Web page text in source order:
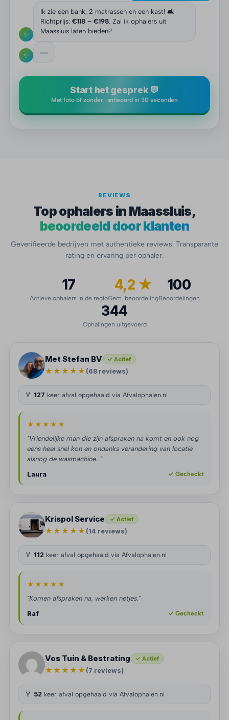
✨
Ik zie een bank, 2 matrassen en een kast! 🛋️
Richtprijs: €118 – €198. Zal ik ophalers uit
Maassluis laten bieden?
✨
Start het gesprek 💬
Met foto óf zonder · antwoord in 30 seconden
REVIEWS
Top ophalers in Maassluis,
beoordeeld door klanten
Geverifieerde bedrijven met authentieke reviews. Transparante
rating en ervaring per ophaler.
17
Actieve ophalers in de regio
4,2 ★
Gem. beoordeling
100
Beoordelingen
344
Ophalingen uitgevoerd
Met Stefan BV ✓ Actief
★★★★★ (68 reviews)
🏅 127 keer afval opgehaald via Afvalophalen.nl
★★★★★
"Vriendelijke man die zijn afspraken na komt en ook nog
eens heel snel kon en ondanks verandering van locatie
alsnog de wasmachine…"
Laura
✓ Gecheckt
Krispol Service ✓ Actief
★★★★★ (14 reviews)
🏅 112 keer afval opgehaald via Afvalophalen.nl
★★★★★
"Komen afspraken na, werken netjes."
Raf
✓ Gecheckt
Vos Tuin & Bestrating ✓ Actief
★★★★★ (7 reviews)
🏅 52 keer afval opgehaald via Afvalophalen.nl